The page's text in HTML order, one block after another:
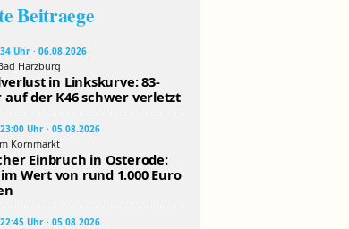
Beitraege
Uhr · 06.08.2026
Harzburg
in Linkskurve: 83-
auf der K46 schwer verletzt
Uhr · 05.08.2026
Kornmarkt
Einbruch in Osterode:
Wert von rund 1.000 Euro
Uhr · 05.08.2026